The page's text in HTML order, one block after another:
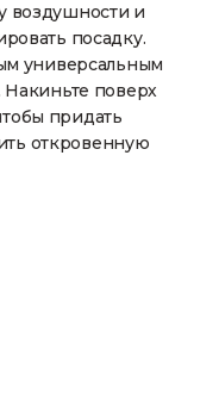
воздушности и
посадку.
универсальным
поверх
придать
откровенную